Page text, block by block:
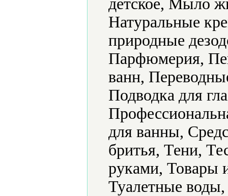
детское, Мыло
Натуральные
природные
Парфюмерия,
ванн,
Подводка для
для ванны,
бритья, Тени,
руками, Товары
Туалетные